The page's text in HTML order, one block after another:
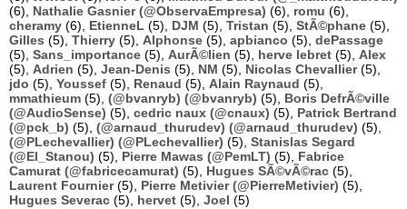
(6), Nathalie Gasnier (@ObservaEmpresa) (6), romu (6),
cheramy (6), EtienneL (5), DJM (5), Tristan (5), StÃ©phane (5),
Gilles (5), Thierry (5), Alphonse (5), apbianco (5), dePassage
(5), Sans_importance (5), AurÃ©lien (5), herve lebret (5), Alex
(5), Adrien (5), Jean-Denis (5), NM (5), Nicolas Chevallier(5),
jdo (5), Youssef (5), Renaud (5), Alain Raynaud (5),
mmathieum (5), (@bvanryb) (@bvanryb) (5), Boris DefrÃ©ville
(@AudioSense) (5), cedric naux (@cnaux) (5), Patrick Bertrand
(@pck_b) (5), (@arnaud_thurudev) (@arnaud_thurudev) (5),
(@PLechevallier) (@PLechevallier) (5), Stanislas Segard
(@El_Stanou) (5), Pierre Mawas (@PemLT) (5), Fabrice
Camurat (@fabricecamurat) (5), Hugues SÃ©vÃ©rac (5),
Laurent Fournier(5), Pierre Metivier (@PierreMetivier) (5),
Hugues Severac (5), hervet (5), Joel (5)